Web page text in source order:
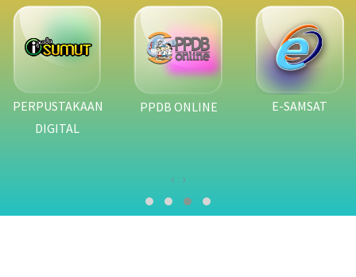
PPDB ONLINE E-SAMSAT PRP2SUMUT
‹ ›